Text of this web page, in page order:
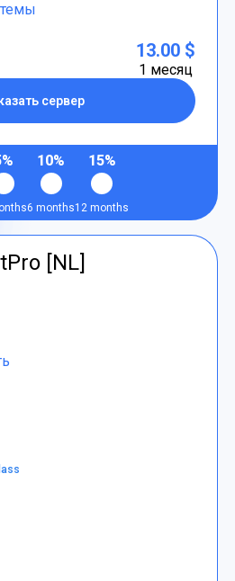
сервер
13.00 $
1 месяц
10%
6 months
15%
12 months
[NL]